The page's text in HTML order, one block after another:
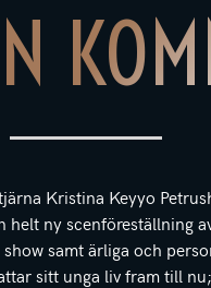
Kristina Keyyo
helt ny scenföreställning
samt ärliga och
sitt unga liv fram till